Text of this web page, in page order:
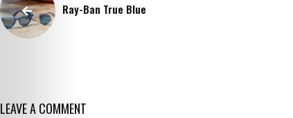
Ray-Ban True Blue
LEAVE A COMMENT